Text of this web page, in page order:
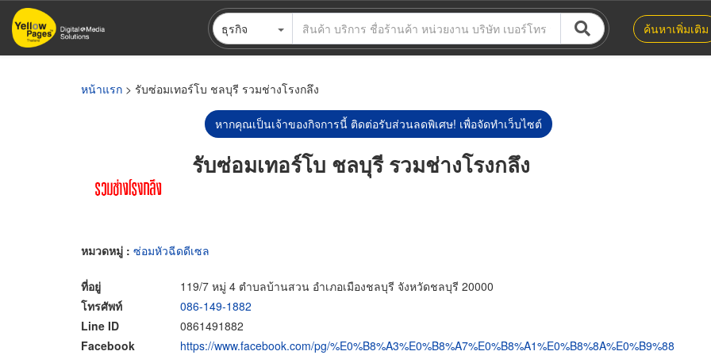
ข้าม
ไป
ธุรกิจ ค้นหาเพิ่มเติม
หน้าแรก > รับซ่อมเทอร์โบ ชลบุรี รวมช่างโรงกลึง
หากคุณเป็นเจ้าของกิจการนี้ ติดต่อรับส่วนลดพิเศษ! เพื่อจัดทำเว็บไซต์
รับซ่อมเทอร์โบ ชลบุรี รวมช่างโรงกลึง
หมวดหมู่ : ซ่อมหัวฉีดดีเซล
ที่อยู่
119/7 หมู่ 4 ตำบลบ้านสวน อำเภอเมืองชลบุรี จังหวัดชลบุรี 20000
โทรศัพท์
086-149-1882
Line ID
0861491882
Facebook
https://www.facebook.com/pg/%E0%B8%A3%E0%B8%A7%E0%B8%A1%E0%B8%8A%E0%B9%88